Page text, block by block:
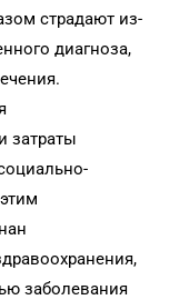
страдают из-
диагноза,
затраты
заболевания